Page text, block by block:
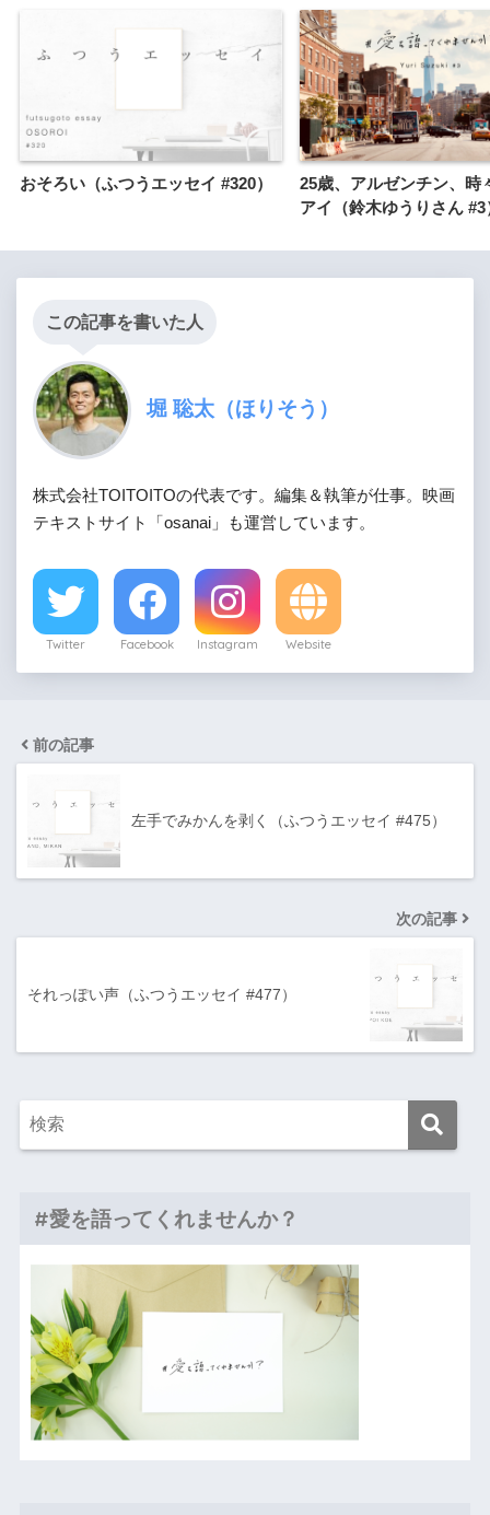
おそろい（ふつうエッセイ #320）
25歳、アルゼンチン、時
アイ（鈴木ゆうりさん #3
この記事を書いた人
堀 聡太（ほりそう）
株式会社TOITOITOの代表です。編集＆執筆が仕事。映画
テキストサイト「osanai」も運営しています。
Twitter Facebook Instagram Website
前の記事
左手でみかんを剥く（ふつうエッセイ #475）
次の記事
それっぽい声（ふつうエッセイ #477）
#愛を語ってくれませんか？